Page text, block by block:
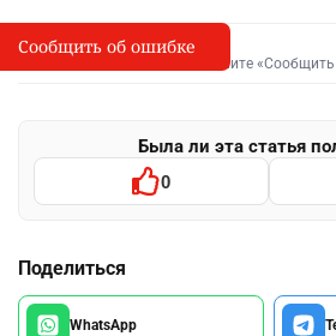
I
Сообщить об опечатке
Выделите фрагмент и нажмите
Была ли эта статья
0
Поделиться
WhatsApp
Сообщить об ошибке